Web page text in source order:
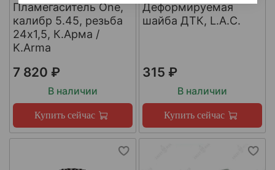
Пламегаситель One,
калибр 5.45, резьба
24х1,5, К.Арма /
K.Arma
7 820 ₽
В наличии
Купить сейчас
Деформируемая
шайба ДТК, L.A.C.
315 ₽
В наличии
Купить сейчас